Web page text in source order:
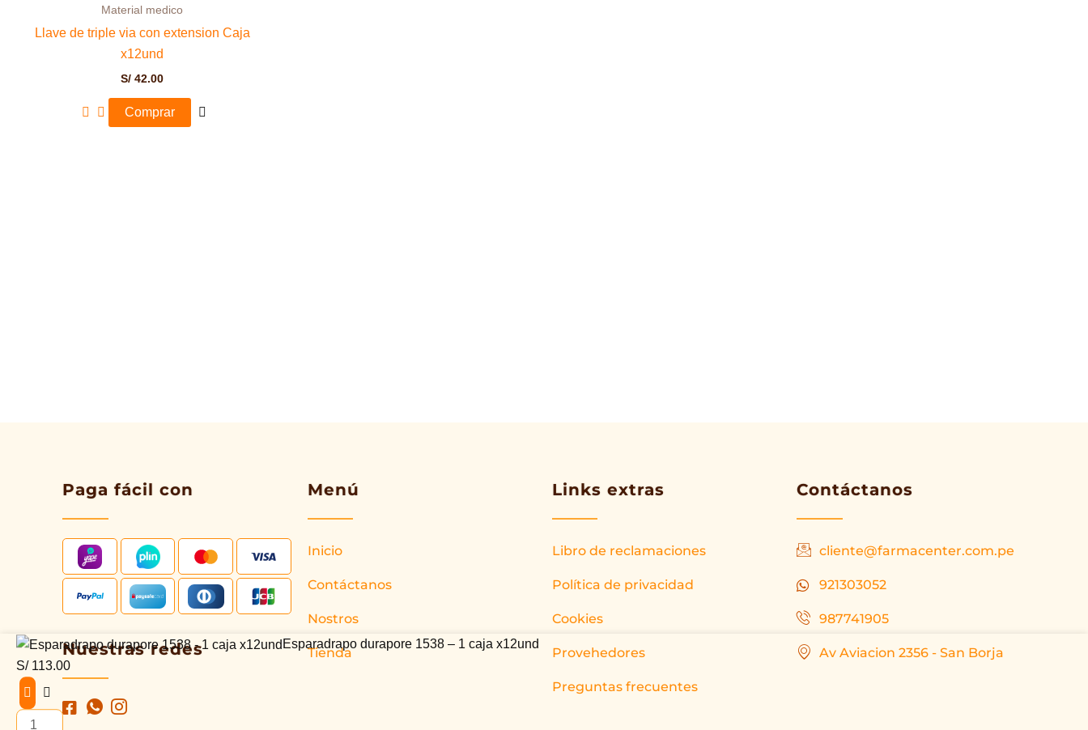
Material medico
Llave de triple via con extension Caja
x12und
S/ 42.00
Comprar
Paga fácil con
Nuestras redes
Menú
Inicio
Contáctanos
Nostros
Tienda
Links extras
Libro de reclamaciones
Política de privacidad
Cookies
Provehedores
Preguntas frecuentes
Contáctanos
cliente@farmacenter.com.pe
921303052
987741905
Av Aviacion 2356 - San Borja
Esparadrapo durapore 1538 – 1 caja x12und
S/113.00
Esparadrapo
durapore
1538